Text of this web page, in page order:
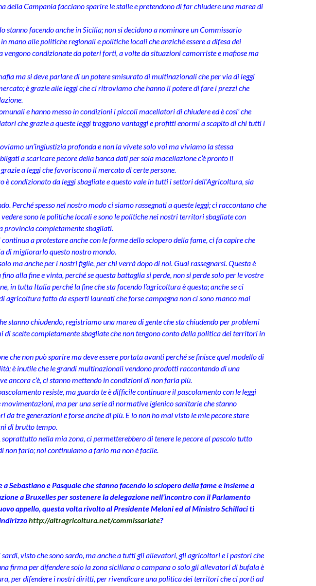
della Campania facciano sparire le stalle e pretendono di far chiudere una marea di
stanno facendo anche in Sicilia; non si decidono a nominare un Commissario
mano alle politiche regionali e politiche locali che anziché essere a difesa dei
condizionate da poteri forti, a volte da situazioni camorriste e mafiose ma
ma si deve parlare di un potere smisurato di multinazionali che per via di leggi
è grazie alle leggi che ci ritroviamo che hanno il potere di fare i prezzi che
e hanno messo in condizioni i piccoli macellatori di chiudere ed è cosi’ che
che grazie a queste leggi traggono vantaggi e profitti enormi a scapito di chi tutti i
un’ingiustizia profonda e non la vivete solo voi ma viviamo la stessa
a scaricare pecore della banca dati per sola macellazione c’è pronto il
a leggi che favoriscono il mercato di certe persone.
condizionato da leggi sbagliate e questo vale in tutti i settori dell’Agricoltura, sia
Perché spesso nel nostro modo ci siamo rassegnati a queste leggi; ci raccontano che
sono le politiche locali e sono le politiche nei nostri territori sbagliate con
provincia completamente sbagliati.
a protestare anche con le forme dello sciopero della fame, ci fa capire che
di migliorarlo questo nostro mondo.
ma anche per i nostri figlie, per chi verrà dopo di noi.Guai rassegnarsi. Questa è
alla fine e vinta, perché se questa battaglia si perde, non si perde solo per le vostre
in tutta Italia perché la fine che sta facendo l’agricoltura è questa; anche se ci
agricoltura fatto da esperti laureati che forse campagna non ci sono manco mai
stanno chiudendo, registriamo una marea di gente che sta chiudendo per problemi
scelte completamente sbagliate che non tengono conto della politica dei territori in
che non può sparire ma deve essere portata avanti perché se finisce quel modello di
è inutile che le grandi multinazionali vendono prodotti raccontando di una
ancora c’è, ci stanno mettendo in condizioni di non farla più.
resiste, ma guarda te è difficile continuare il pascolamento con le leggi
ma per una serie di normative igienico sanitarie che stanno
tre generazioni e forse anche di più. E io non ho mai visto le mie pecore stare
di brutto tempo.
soprattutto nella mia zona, ci permetterebbero di tenere le pecore al pascolo tutto
non farlo; noi continuiamo a farlo ma non è facile.
Sebastiano e Pasquale che stanno facendo lo sciopero della fame e insieme a
a Bruxelles per sostenere la delegazione nell’incontro con il Parlamento
appello, questa volta rivolto al Presidente Meloni ed al Ministro Schillaci ti
http://altragricoltura.net/commissariate?
visto che sono sardo, ma anche a tutti gli allevatori, gli agricoltori e i pastori che
firma per difendere solo la zona siciliana o campana o solo gli allevatori di bufala è
per difendere i nostri diritti, per rivendicare una politica dei territori che ci porti ad